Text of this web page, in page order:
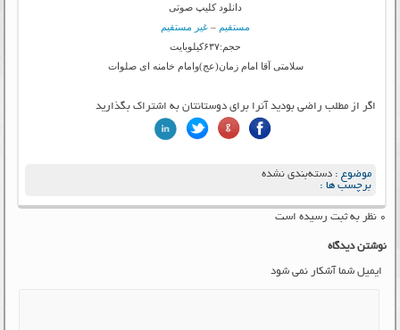
دانلود کلیپ صوتی
مستقیم – غیر مستقیم
حجم:۶۳۷کیلوبایت
سلامتی آقا امام زمان(عج)وامام خامنه ای صلوات
اگر از مطلب راضی بودید آنرا برای دوستانتان به اشتراک بگذارید
موضوع :دسته‌بندی نشده
برچسب ها :
۰ نظر به ثبت رسیده است
نوشتن دیدگاه
ایمیل شما آشکار نمی شود